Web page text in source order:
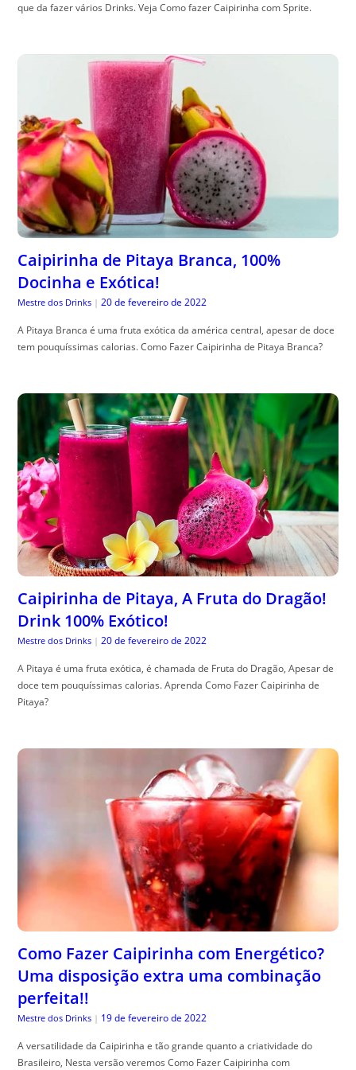
que da fazer vários Drinks. Veja Como fazer Caipirinha com Sprite.
Caipirinha de Pitaya Branca, 100%
Docinha e Exótica!
Mestre dos Drinks | 20 de fevereiro de 2022
A Pitaya Branca é uma fruta exótica da américa central, apesar de doce
tem pouquíssimas calorias. Como Fazer Caipirinha de Pitaya Branca?
Caipirinha de Pitaya, A Fruta do Dragão!
Drink 100% Exótico!
Mestre dos Drinks | 20 de fevereiro de 2022
A Pitaya é uma fruta exótica, é chamada de Fruta do Dragão, Apesar de
doce tem pouquíssimas calorias. Aprenda Como Fazer Caipirinha de
Pitaya?
Como Fazer Caipirinha com Energético?
Uma disposição extra uma combinação
perfeita!!
Mestre dos Drinks | 19 de fevereiro de 2022
A versatilidade da Caipirinha e tão grande quanto a criatividade do
Brasileiro, Nesta versão veremos Como Fazer Caipirinha com